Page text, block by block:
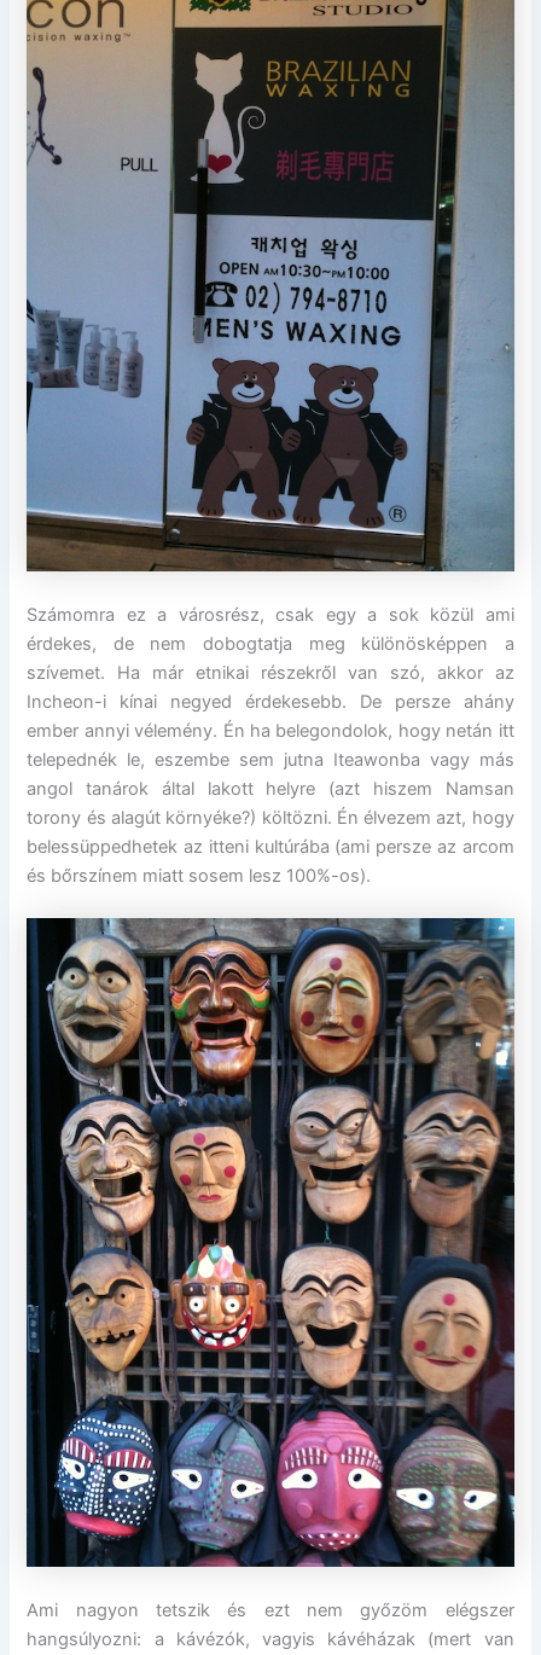
Számomra ez a városrész, csak egy a sok közül ami
érdekes, de nem dobogtatja meg különösképpen a
szívemet. Ha már etnikai részekről van szó, akkor az
Incheon-i kínai negyed érdekesebb. De persze ahány
ember annyi vélemény. Én ha belegondolok, hogy netán itt
telepednék le, eszembe sem jutna Iteawonba vagy más
angol tanárok által lakott helyre (azt hiszem Namsan
torony és alagút környéke?) költözni. Én élvezem azt, hogy
belessüppedhetek az itteni kultúrába (ami persze az arcom
és bőrszínem miatt sosem lesz 100%-os).
Ami nagyon tetszik és ezt nem győzöm elégszer
hangsúlyozni: a kávézók, vagyis kávéházak (mert van